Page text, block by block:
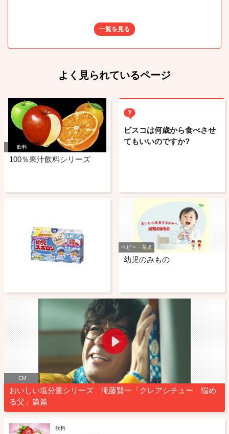
一覧を見る
よく見られているページ
飲料
100％果汁飲料シリーズ
ビスコは何歳から食べさせ
てもいいのですか?
ベビー・育児
幼児のみもの
CM
おいしい塩分量シリーズ 滝藤賢一「クレアシチュー 悩め
る父」篇篇
飲料